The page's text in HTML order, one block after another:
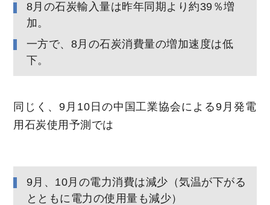
8月の石炭輸入量は昨年同期より約39％増
加。
一方で、8月の石炭消費量の増加速度は低
下。
同じく、9月10日の中国工業協会による9月発電
用石炭使用予測では
9月、10月の電力消費は減少（気温が下がる
とともに電力の使用量も減少）